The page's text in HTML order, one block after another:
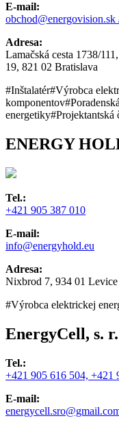
E-mail:
Adresa:
Lamačská cesta 1738/
19, 821 02 Bratislava
#Inštalatér#Výrobca
komponentov
energetiky#Projektantská
ENERGY
Tel.:
+421 905 387 010
E-mail:
info@energyhold.eu
Adresa:
Nixbrod 7, 934 01 Levice
#Výrobca elektrickej
EnergyCell, s.
Tel.:
+421 905 616 504, +421
E-mail: